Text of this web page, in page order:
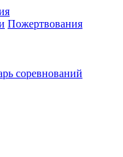
Пожертвования
соревнований